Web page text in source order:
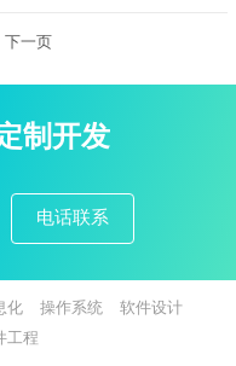
下一页
制开发
电话联系
化 操作系统
软件设计
工程